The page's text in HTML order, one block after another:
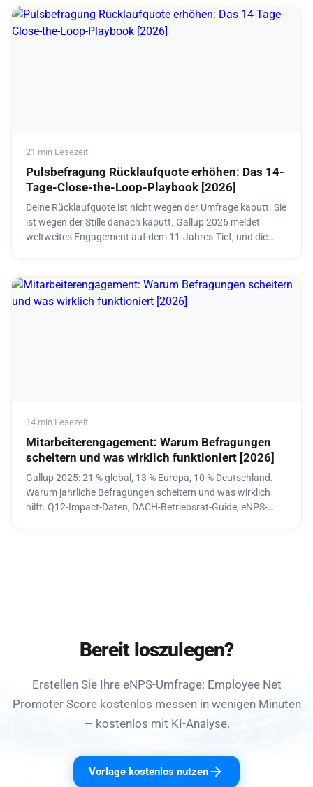
21 min Lesezeit
Pulsbefragung Rücklaufquote erhöhen: Das 14-
Tage-Close-the-Loop-Playbook [2026]
Deine Rücklaufquote ist nicht wegen der Umfrage kaputt. Sie
ist wegen der Stille danach kaputt. Gallup 2026 meldet
weltweites Engagement auf dem 11-Jahres-Tief, und die
dir den 14-Tage-Close-the-Loop-Rhythmus, Umfragedesign-
Fixes, Anonymitäts-Architektur und die kostenlosen Tools
zum Start. Basierend auf über 100 Organisationen, echten
14 min Lesezeit
Mitarbeiterengagement: Warum Befragungen
scheitern und was wirklich funktioniert [2026]
Gallup 2025: 21 % global, 13 % Europa, 10 % Deutschland.
Warum jahrliche Befragungen scheitern und was wirklich
hilft. Q12-Impact-Daten, DACH-Betriebsrat-Guide, eNPS-
Bereit loszulegen?
Erstellen Sie Ihre eNPS-Umfrage: Employee Net
Promoter Score kostenlos messen in wenigen Minuten
— kostenlos mit KI-Analyse.
Vorlage kostenlos nutzen